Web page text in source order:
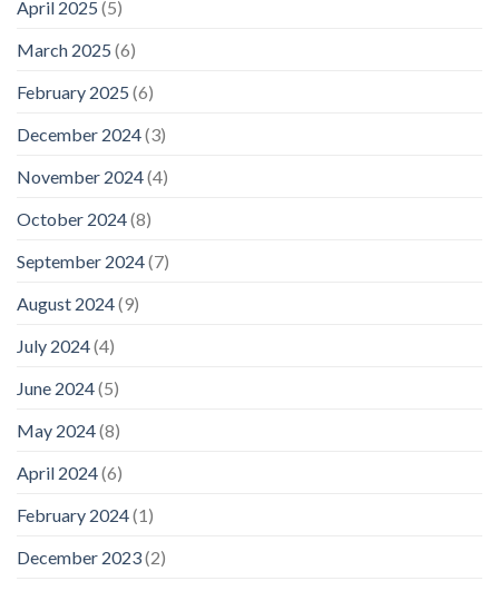
April 2025 (5)
March 2025 (6)
February 2025 (6)
December 2024(3)
November 2024(4)
October 2024(8)
September 2024(7)
August 2024(9)
July 2024(4)
June 2024(5)
May 2024(8)
April 2024(6)
February 2024(1)
December 2023(2)